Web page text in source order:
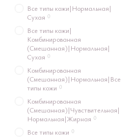
Все типы кожи|Нормальная|
Сухая 0
Все типы кожи|
Комбинированная
(Смешанная)|Нормальная|
Сухая 0
Комбинированная
(Смешанная)|Нормальная|Все
типы кожи 0
Комбинированная
(Смешанная)|Чувствительная|
Нормальная|Жирная 0
Все типы кожи 0